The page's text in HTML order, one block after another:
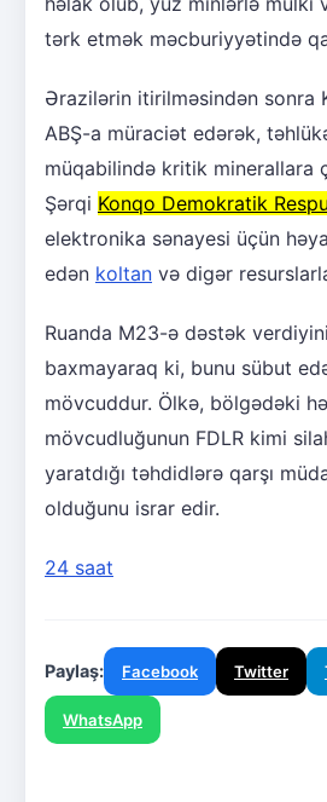
tərk etmək məcburiyyətində
Ərazilərin itirilməsindən sonra
ABŞ-a müraciət edərək,
müqabilində kritik minerallara
Şərqi Konqo Demokratik
elektronika sənayesi üçün
edən koltan və digər
Ruanda M23-ə dəstək
baxmayaraq ki, bunu sübut
mövcuddur. Ölkə, bölgədəki
mövcudluğunun FDLR kimi
yaratdığı təhdidlərə qarşı
olduğunu israr edir.
24 saat
Paylaş: Facebook Twitter
WhatsApp